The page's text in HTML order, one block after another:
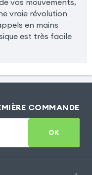
vraie révolution
en mains
est très facile
COMMANDE
OK